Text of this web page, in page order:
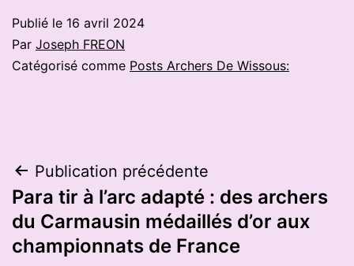
Publié le 16 avril 2024
Par Joseph FREON
Catégorisé comme Posts Archers De Wissous:
Navigation
de
l’article
Publication précédente
Para tir à l’arc adapté : des archers
du Carmausin médaillés d’or aux
championnats de France